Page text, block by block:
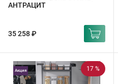
АНТРАЦИТ
35 258 ₽
17 %
Акция